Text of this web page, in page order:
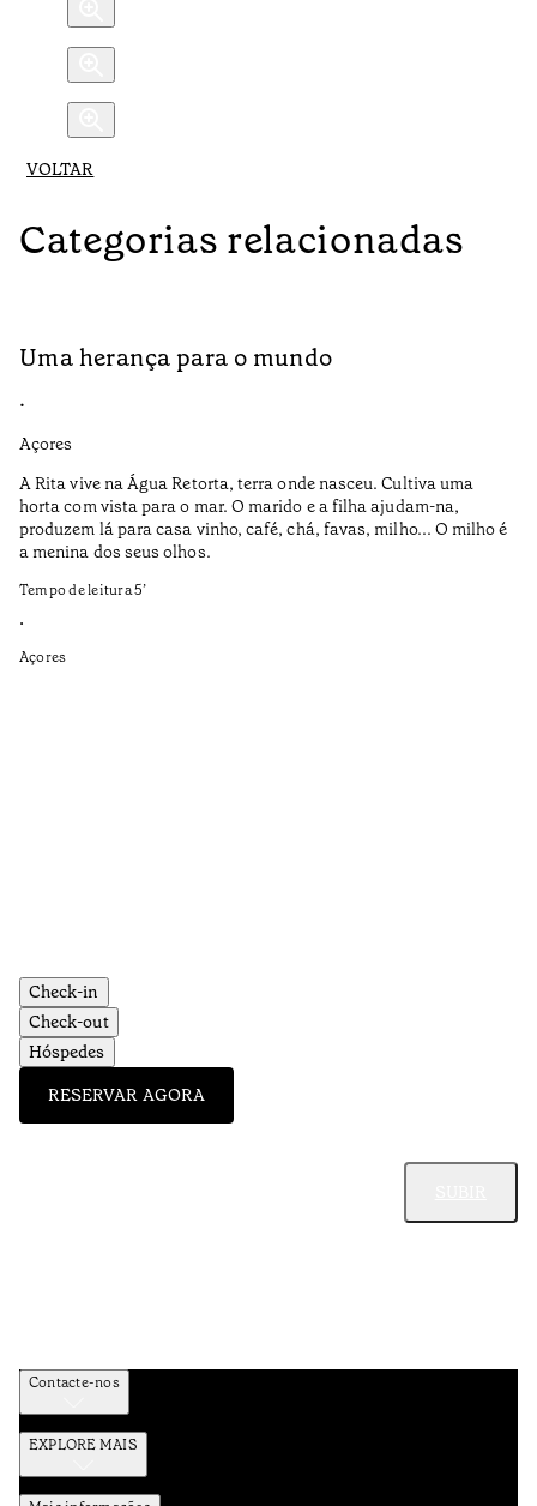
VOLTAR
Categorias relacionadas
Uma herança para o mundo
•
Açores
A Rita vive na Água Retorta, terra onde nasceu. Cultiva uma
horta com vista para o mar. O marido e a filha ajudam-na,
produzem lá para casa vinho, café, chá, favas, milho... O milho é
a menina dos seus olhos.
Tempo de leitura5’
•
Açores
Check-in
Check-out
Hóspedes
RESERVAR AGORA
Contacte-nos
EXPLORE MAIS